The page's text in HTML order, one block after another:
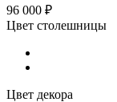
96 000 ₽
Цвет столешницы
Цвет декора